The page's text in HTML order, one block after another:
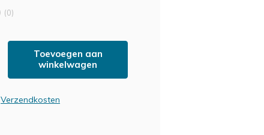
(0)
Toevoegen aan
winkelwagen
Verzendkosten